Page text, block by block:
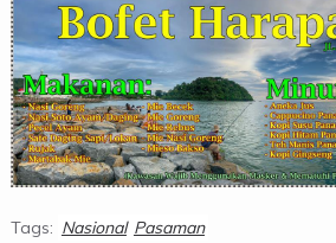
Tags: Nasional Pasaman